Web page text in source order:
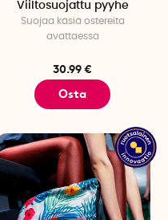
Viiltosuojattu pyyhe
Suojaa käsiä ostereita
avattaessa
30.99 €
Osta